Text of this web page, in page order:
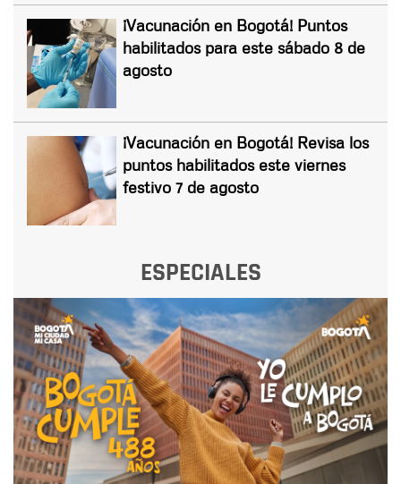
¡Vacunación en Bogotá! Puntos
habilitados para este sábado 8 de
agosto
¡Vacunación en Bogotá! Revisa los
puntos habilitados este viernes
festivo 7 de agosto
ESPECIALES